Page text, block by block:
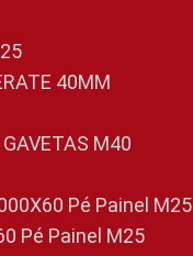
40MM
GAVETAS M40
Pé Painel M25
Pé Painel M25